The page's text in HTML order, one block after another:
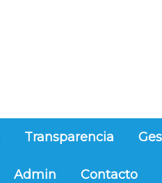
Transparencia
Admin Contacto